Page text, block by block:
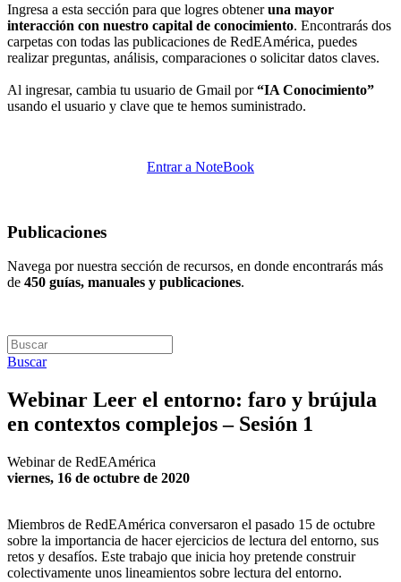
Ingresa a esta sección para que logres obteneruna mayor
interacción con nuestro capital de conocimiento. Encontrarás dos
carpetas con todas las publicaciones de RedEAmérica, puedes
realizar preguntas, análisis, comparaciones o solicitar datos claves.
Al ingresar, cambia tu usuario de Gmail por“IA Conocimiento”
usando el usuario y clave que te hemos suministrado.
Entrar a NoteBook
Publicaciones
Navega por nuestra sección de recursos, en donde encontrarás más
de 450 guías, manuales y publicaciones.
Buscar
Webinar Leer el entorno: faro y brújula
en contextos complejos – Sesión 1
Webinar de RedEAmérica
viernes, 16 de octubre de 2020
Miembros de RedEAmérica conversaron el pasado 15 de octubre
sobre la importancia de hacer ejercicios de lectura del entorno, sus
retos y desafíos. Este trabajo que inicia hoy pretende construir
colectivamente unos lineamientos sobre lectura del entorno.